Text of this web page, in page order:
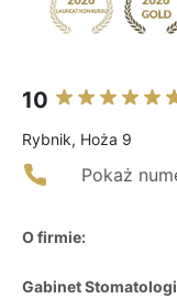
10
Rybnik, Hoża 9
Pokaż
O firmie:
Gabinet